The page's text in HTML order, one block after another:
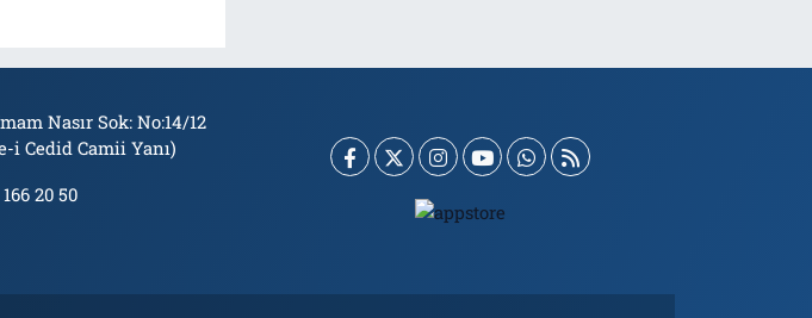
Nasır Sok: No:14/12
Cedid Camii Yanı)
20 50